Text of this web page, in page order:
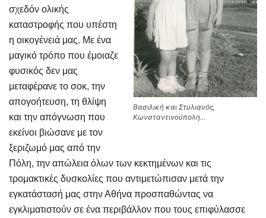
Βασιλική και Στυλιανός,
Κωνσταντινούπολη…
σχεδόν ολικής
καταστροφής που υπέστη
η οικογένειά μας. Με ένα
μαγικό τρόπο που έμοιαζε
φυσικός δεν μας
μεταφέρανε το σοκ, την
απογοήτευση, τη θλίψη
και την απόγνωση που
εκείνοι βιώσανε με τον
ξεριζωμό μας από την
Πόλη, την απώλεια όλων των κεκτημένων και τις
τρομακτικές δυσκολίες που αντιμετώπισαν μετά την
εγκατάστασή μας στην Αθήνα προσπαθώντας να
εγκλιματιστούν σε ένα περιβάλλον που τους επιφύλασσε